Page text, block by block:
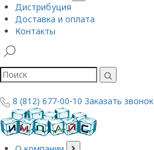
Дистрибуция
Доставка и оплата
Контакты
8 (812) 677-00-10 Заказать звонок